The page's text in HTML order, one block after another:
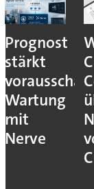
Prognost
stärkt
Wartung
mit
Nerve